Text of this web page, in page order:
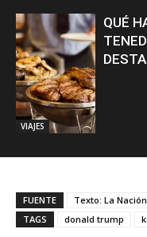
VIAJES
QUÉ
FUENTE
Texto: La
TAGS
donald trump